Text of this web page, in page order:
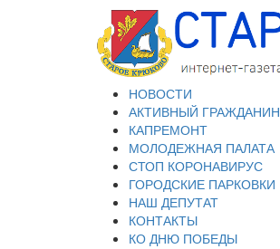
НОВОСТИ
АКТИВНЫЙ ГРАЖДАНИН
КАПРЕМОНТ
МОЛОДЕЖНАЯ ПАЛАТА
СТОП КОРОНАВИРУС
ГОРОДСКИЕ ПАРКОВКИ
НАШ ДЕПУТАТ
КОНТАКТЫ
КО ДНЮ ПОБЕДЫ